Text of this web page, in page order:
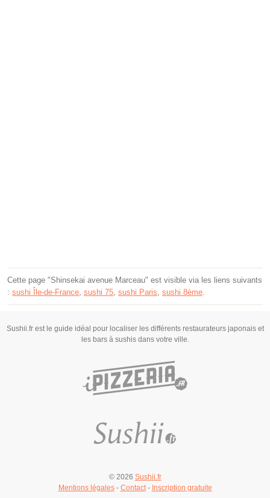
Cette page "Shinsekai avenue Marceau" est visible via les liens suivants
: sushi Île-de-France, sushi 75, sushi Paris, sushi 8ème.
Sushii.fr est le guide idéal pour localiser les différents restaurateurs japonais et
les bars à sushis dans votre ville.
© 2026 Sushii.fr
Mentions légales- Contact- Inscription gratuite